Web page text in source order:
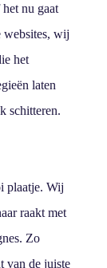
nu gaat
websites, wij
het
laten
schitteren.
plaatje. Wij
raakt met
Zo
van de juiste